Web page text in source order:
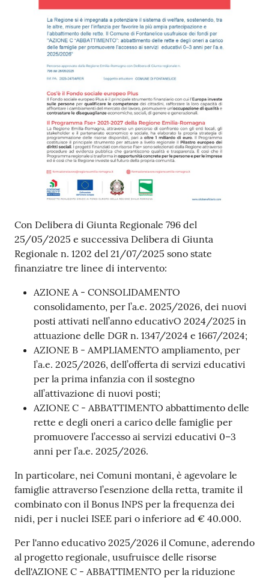
Con Delibera di Giunta Regionale 796 del
25/05/2025 e successiva Delibera di Giunta
Regionale n. 1202 del 21/07/2025 sono state
finanziatre tre linee di intervento:
AZIONE A - CONSOLIDAMENTO
consolidamento, per l’a.e. 2025/2026, dei nuovi
posti attivati nell’anno educativO 2024/2025 in
attuazione delle DGR n. 1347/2024 e 1667/2024;
AZIONE B - AMPLIAMENTO ampliamento, per
l’a.e. 2025/2026, dell’offerta di servizi educativi
per la prima infanzia con il sostegno
all’attivazione di nuovi posti;
AZIONE C - ABBATTIMENTO abbattimento delle
rette e degli oneri a carico delle famiglie per
promuovere l’accesso ai servizi educativi 0–3
anni per l’a.e. 2025/2026.
In particolare, nei Comuni montani, è agevolare le
famiglie attraverso l’esenzione della retta, tramite il
combinato con il Bonus INPS per la frequenza dei
nidi, per i nuclei ISEE pari o inferiore ad € 40.000.
Per l'anno educativo 2025/2026 il Comune, aderendo
al progetto regionale, usufruisce delle risorse
dell'AZIONE C - ABBATTIMENTO per la riduzione